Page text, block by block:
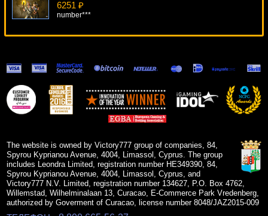
6251 ₽
number***
Untamed Wolf Pack
17357 ₽
turen***
Mega Gems
The website is owned by Victory777 group of companies, 84,
Spyrou Kyprianou Avenue, 4004, Limassol, Cyprus. The group
includes Leondra Limited, registration number HE349390, 84,
Spyrou Kyprianou Avenue, 4004, Limassol, Cyprus, and
Victory777 N.V. Limited, registration number 134627, P.O. Box 4762,
Willemstad, Wilhelminalaan 13, Curacao, E-Commerce Park Vredenberg,
authorized by Goverment of Curacao, license number 8048/JAZ2015-009